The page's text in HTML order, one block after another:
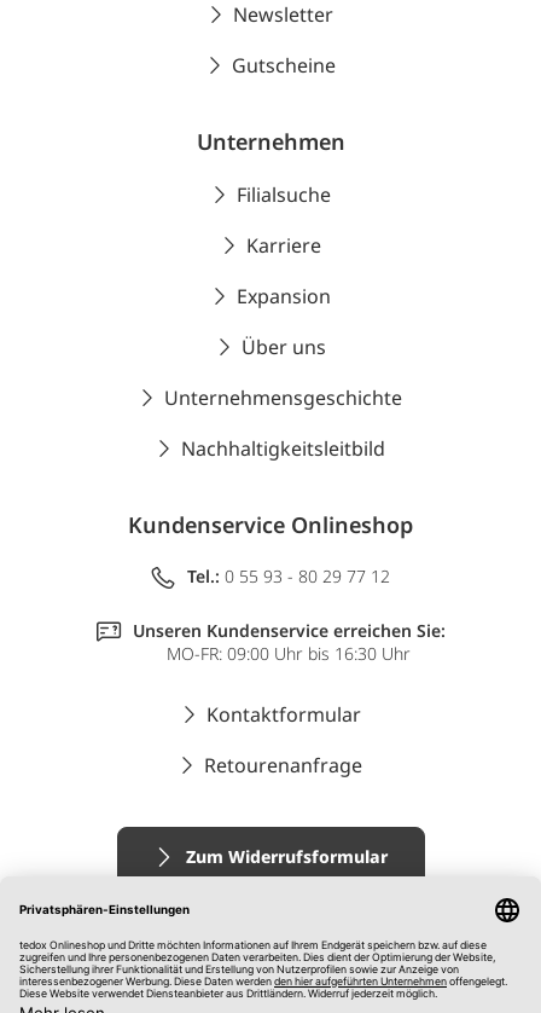
Newsletter
Gutscheine
Unternehmen
Filialsuche
Karriere
Expansion
Über uns
Unternehmensgeschichte
Nachhaltigkeitsleitbild
Kundenservice Onlineshop
Tel.: 0 55 93 - 80 29 77 12
Unseren Kundenservice erreichen Sie:
MO-FR: 09:00 Uhr bis 16:30 Uhr
Kontaktformular
Retourenanfrage
Zum Widerrufsformular
Impressum
AGB